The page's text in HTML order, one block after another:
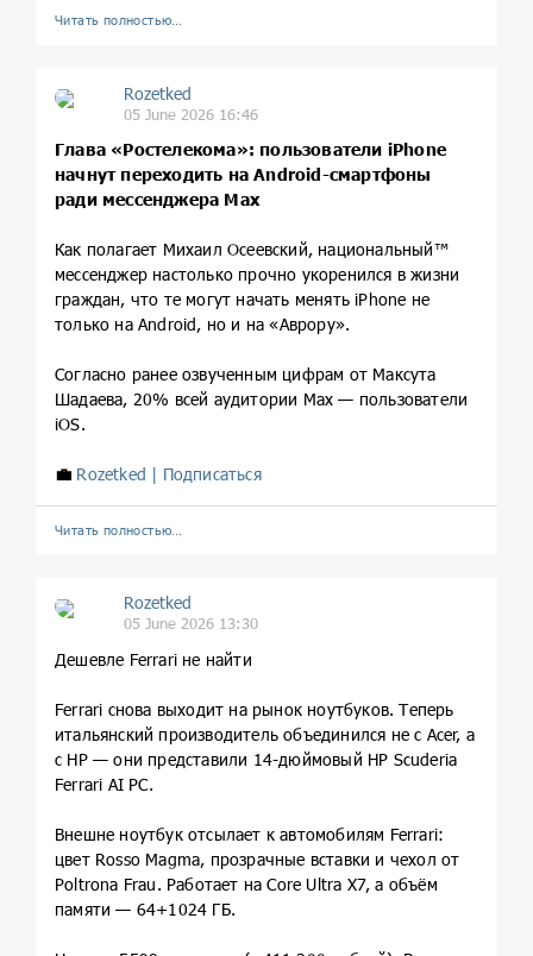
Читать полностью…
Rozetked
05 June 2026 16:46
Глава «Ростелекома»: пользователи iPhone
начнут переходить на Android-смартфоны
ради мессенджера Max
Как полагает Михаил Осеевский, национальный™
мессенджер настолько прочно укоренился в жизни
граждан, что те могут начать менять iPhone не
только на Android, но и на «Аврору».
Согласно ранее озвученным цифрам от Максута
Шадаева, 20% всей аудитории Max — пользователи
iOS.
💼 Rozetked | Подписаться
Читать полностью…
Rozetked
05 June 2026 13:30
Дешевле Ferrari не найти
Ferrari снова выходит на рынок ноутбуков. Теперь
итальянский производитель объединился не с Acer, а
с HP — они представили 14-дюймовый HP Scuderia
Ferrari AI PC.
Внешне ноутбук отсылает к автомобилям Ferrari:
цвет Rosso Magma, прозрачные вставки и чехол от
Poltrona Frau. Работает на Core Ultra X7, а объём
памяти — 64+1024 ГБ.